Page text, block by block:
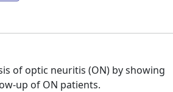
of optic neuritis (ON) by showing
up of ON patients.